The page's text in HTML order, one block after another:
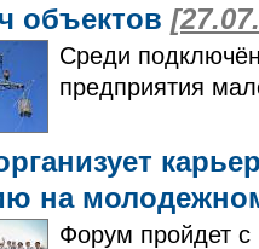
объектов
Среди
предприятия
на
Форум пройдет с